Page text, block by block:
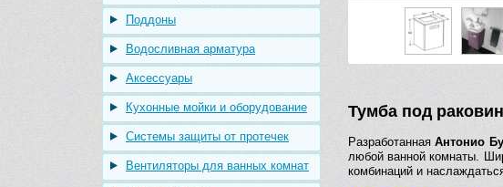
Поддоны
Водосливная арматура
Аксессуары
Кухонные мойки и оборудование
Системы защиты от протечек
Вентиляторы для ванных комнат
Тумба под
РазработаннаяАнтонио
любой ванной комнаты.
комбинаций и